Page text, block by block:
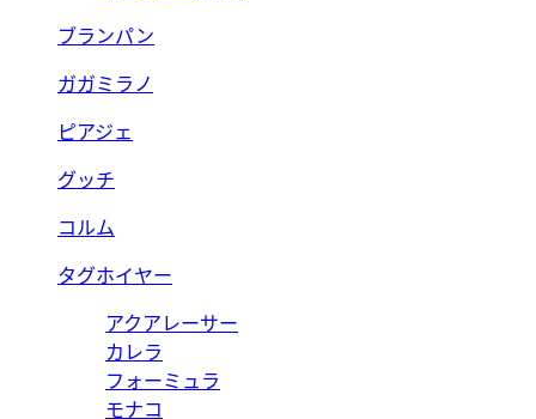
ブランパン
ガガミラノ
ピアジェ
グッチ
コルム
タグホイヤー
アクアレーサー
カレラ
フォーミュラ
モナコ